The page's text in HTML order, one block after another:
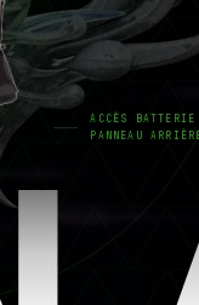
ACCÈS BATTERIE
PANNEAU